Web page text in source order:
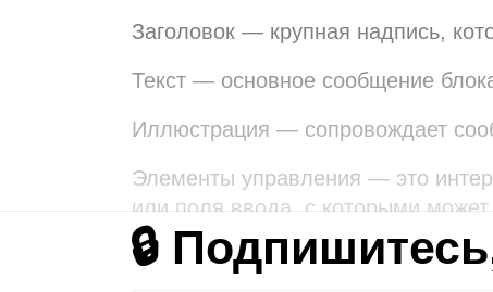
Заголовок — крупная надпись,
Текст — основное сообщение
Иллюстрация — сопровождает
Элементы управления — это
или поля ввода, с которыми может
🔒